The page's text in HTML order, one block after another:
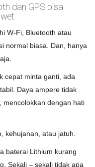
dan GPS bisa
W-Fi, Bluetooth atau
normal biasa. Dan, hanya
cepat minta ganti, ada
Daya ampere tidak
mencolokkan dengan hati
kehujanan, atau jatuh.
baterai Lithium kurang
Sekali – sekali tidak apa